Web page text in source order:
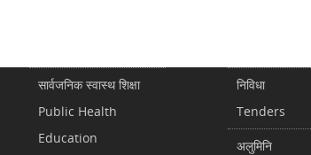
सार्वजनिक स्वास्थ शिक्षा
Public Health
Education
निविधा
Tenders
अलुमिनि